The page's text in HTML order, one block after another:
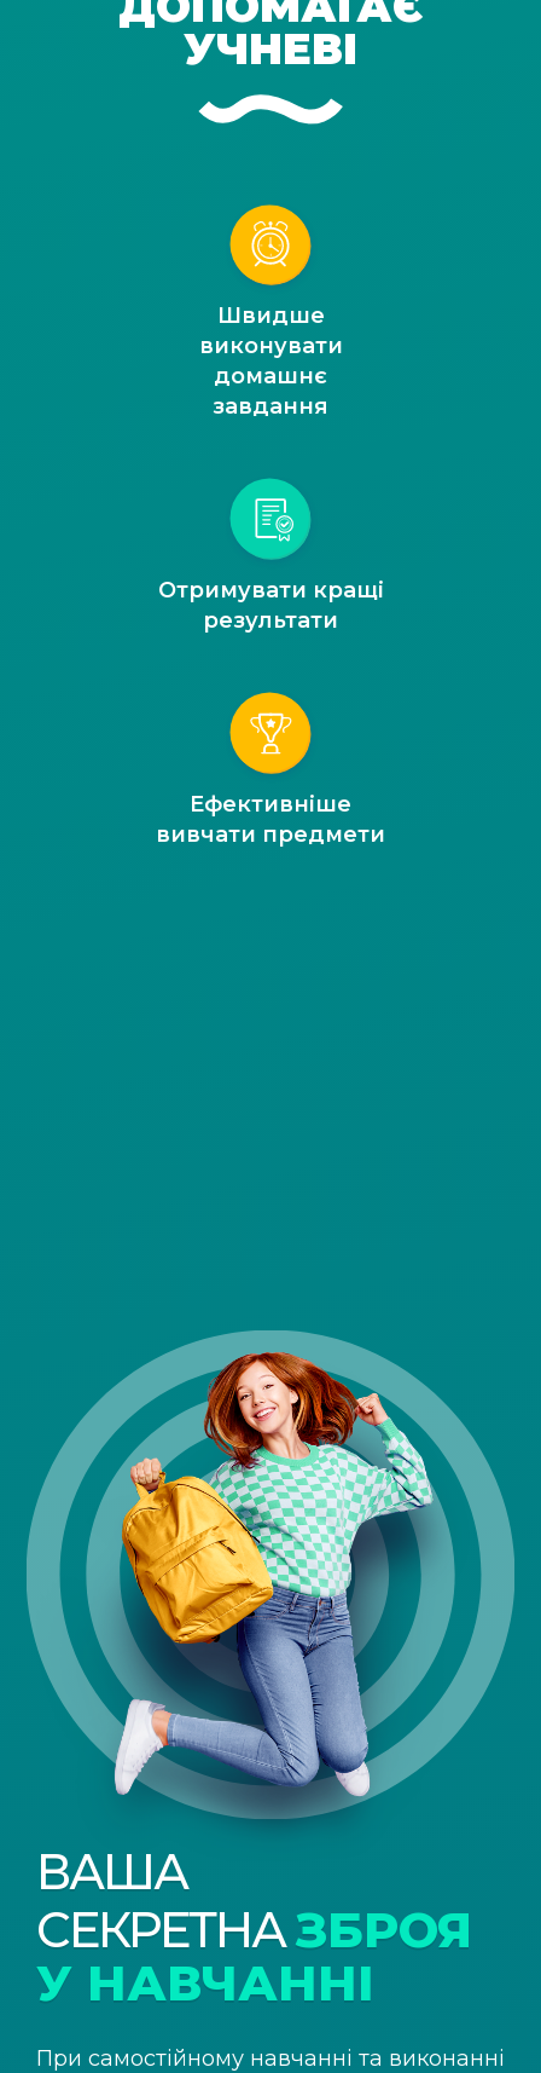
УЧНЕВІ
Швидше
виконувати
домашнє
завдання
Отримувати кращі
результати
Ефективніше
вивчати предмети
ВАША
СЕКРЕТНАЗБРОЯ
У НАВЧАННІ
При самостійному навчанні та виконанні